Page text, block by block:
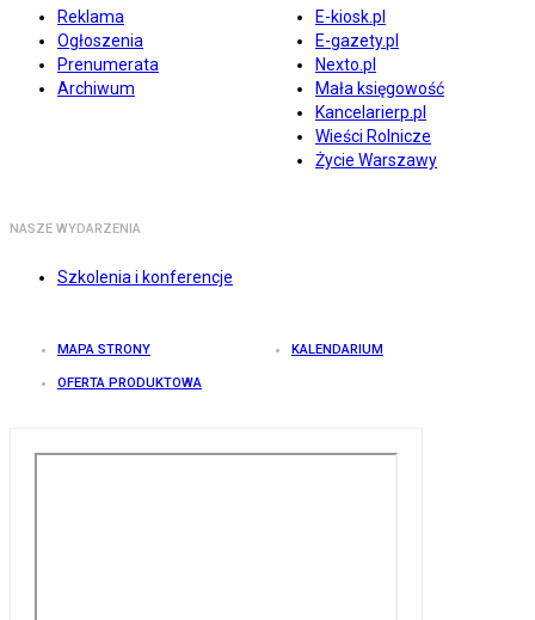
Reklama
Ogłoszenia
Prenumerata
Archiwum
E-kiosk.pl
E-gazety.pl
Nexto.pl
Mała księgowość
Kancelarierp.pl
Wieści Rolnicze
Życie Warszawy
NASZE WYDARZENIA
Szkolenia i konferencje
MAPA STRONY KALENDARIUM
OFERTA PRODUKTOWA